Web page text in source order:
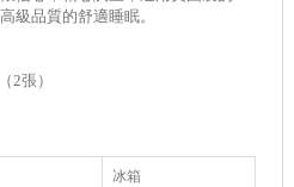
級品質的舒適睡眠。
2張）
冰箱